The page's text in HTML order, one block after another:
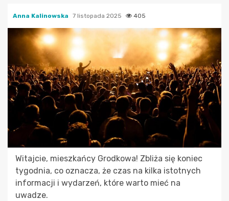
Anna Kalinowska 7 listopada 2025 405
Witajcie, mieszkańcy Grodkowa! Zbliża się koniec
tygodnia, co oznacza, że czas na kilka istotnych
informacji i wydarzeń, które warto mieć na
uwadze.